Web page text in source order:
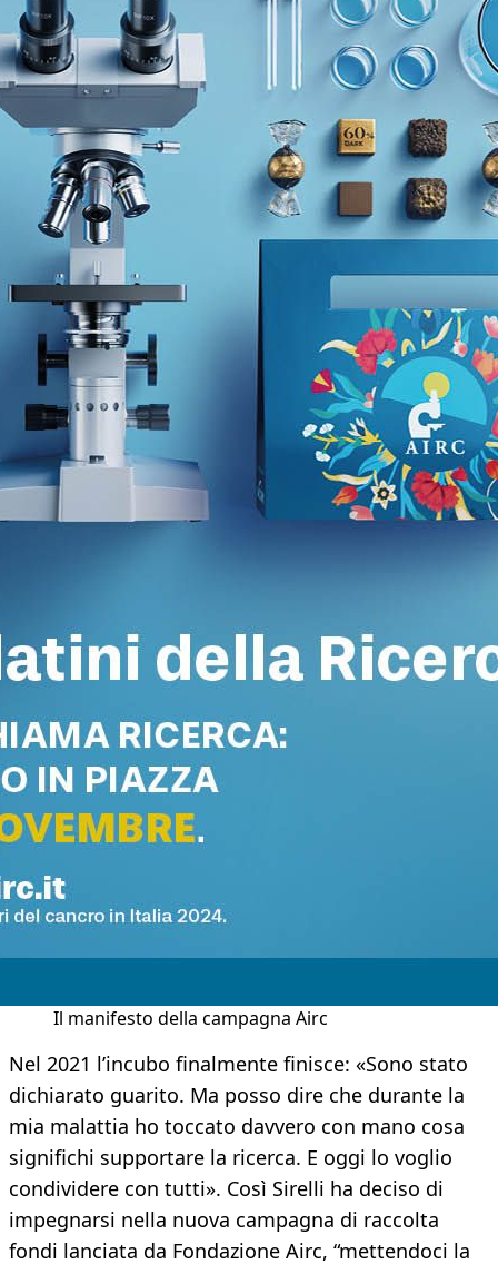
Il manifesto della campagna Airc
Nel 2021 l’incubo finalmente finisce: «Sono stato
dichiarato guarito. Ma posso dire che durante la
mia malattia ho toccato davvero con mano cosa
significhi supportare la ricerca. E oggi lo voglio
condividere con tutti». Così Sirelli ha deciso di
impegnarsi nella nuova campagna di raccolta
fondi lanciata da Fondazione Airc, “mettendoci la